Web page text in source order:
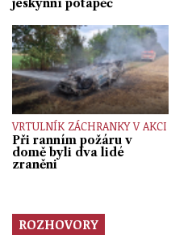
jeskynní potápěč
VRTULNÍK ZÁCHRANKY V AKCI
Při ranním požáru v
domě byli dva lidé
zraněni
ROZHOVORY